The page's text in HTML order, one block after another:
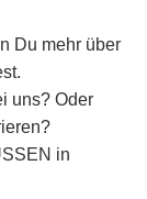
Du mehr über
uns? Oder
in